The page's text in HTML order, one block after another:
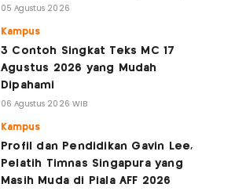
05 Agustus 2026
Kampus
3 Contoh Singkat Teks MC 17
Agustus 2026 yang Mudah
Dipahami
06 Agustus 2026 WIB
Kampus
Profil dan Pendidikan Gavin Lee,
Pelatih Timnas Singapura yang
Masih Muda di Piala AFF 2026